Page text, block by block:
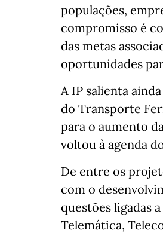
populações,
compromisso é
das metas
oportunidades
A IP salienta
do Transporte
para o aumento
voltou à agenda
De entre os
com o
questões ligadas
Telemática,